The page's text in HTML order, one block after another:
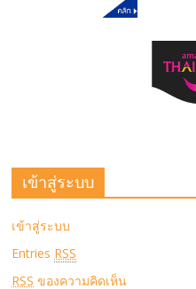
เข้าสู่ระบบ
เข้าสู่ระบบ
Entries RSS
RSS ของความคิดเห็น